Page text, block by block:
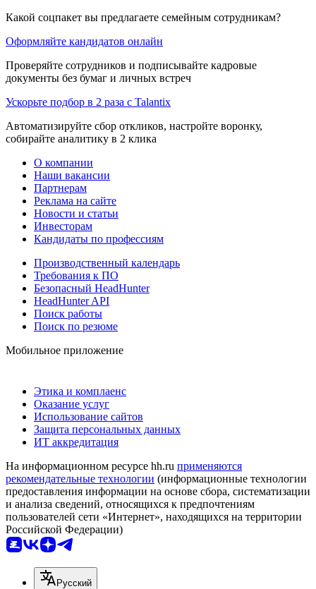
Какой соцпакет вы предлагаете семейным сотрудникам?
Оформляйте кандидатов онлайн
Проверяйте сотрудников и подписывайте кадровые
документы без бумаг и личных встреч
Ускорьте подбор в 2 раза с Talantix
Автоматизируйте сбор откликов, настройте воронку,
собирайте аналитику в 2 клика
О компании
Наши вакансии
Партнерам
Реклама на сайте
Новости и статьи
Инвесторам
Кандидаты по профессиям
Производственный календарь
Требования к ПО
Безопасный HeadHunter
HeadHunter API
Поиск работы
Поиск по резюме
Мобильное приложение
Этика и комплаенс
Оказание услуг
Использование сайтов
Защита персональных данных
ИТ аккредитация
На информационном ресурсе hh.ru применяются
рекомендательные технологии (информационные технологии
предоставления информации на основе сбора, систематизации
и анализа сведений, относящихся к предпочтениям
пользователей сети «Интернет», находящихся на территории
Российской Федерации)
Русский